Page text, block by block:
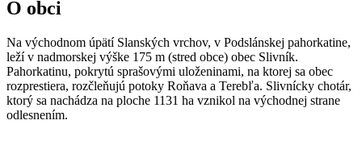
O obci
Na východnom úpätí Slanských vrchov, v Podslánskej pahorkatine,
leží v nadmorskej výške 175 m (stred obce) obec Slivník.
Pahorkatinu, pokrytú sprašovými uloženinami, na ktorej sa obec
rozprestiera, rozčleňujú potoky Roňava a Terebľa. Slivnícky chotár,
ktorý sa nachádza na ploche 1131 ha vznikol na východnej strane
odlesnením.